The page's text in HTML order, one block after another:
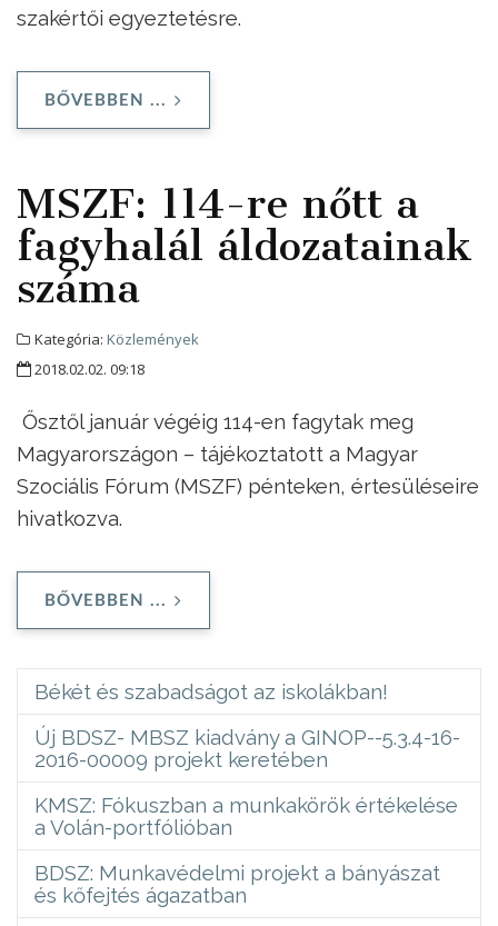
szakértői egyeztetésre.
BŐVEBBEN ...
MSZF: 114-re nőtt a
fagyhalál áldozatainak
száma
Kategória: Közlemények
2018.02.02. 09:18
Ősztől január végéig 114-en fagytak meg
Magyarországon – tájékoztatott a Magyar
Szociális Fórum (MSZF) pénteken, értesüléseire
hivatkozva.
BŐVEBBEN ...
Békét és szabadságot az iskolákban!
Új BDSZ- MBSZ kiadvány a GINOP--5.3.4-16-
2016-00009 projekt keretében
KMSZ: Fókuszban a munkakörök értékelése
a Volán-portfólióban
BDSZ: Munkavédelmi projekt a bányászat
és kőfejtés ágazatban